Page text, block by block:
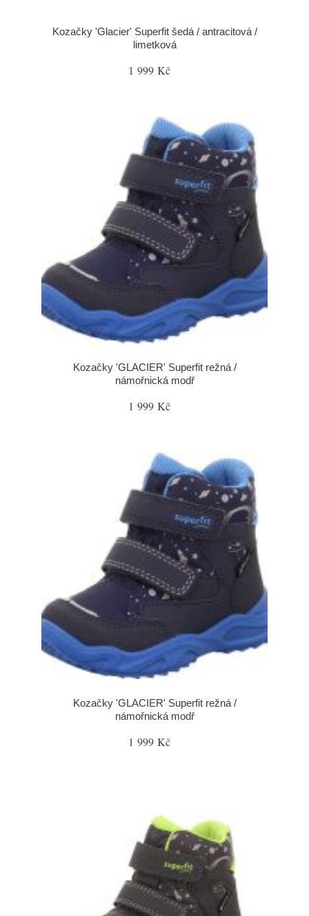
Kozačky 'Glacier' Superfit šedá / antracitová /
limetková
1 999 Kč
Kozačky 'GLACIER' Superfit režná /
námořnická modř
1 999 Kč
Kozačky 'GLACIER' Superfit režná /
námořnická modř
1 999 Kč